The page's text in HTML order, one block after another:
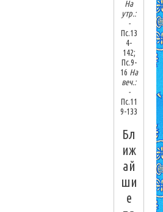
На
утр.:
-
Пс.13
4-
142;
Пс.9-
16 На
веч.:
-
Пс.11
9-133
Бл
иж
ай
ши
е